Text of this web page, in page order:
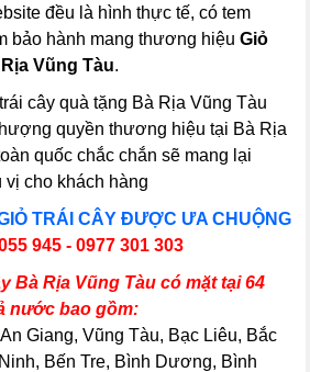
đều là hình thực tế, có tem
bảo hành mang thương hiệuGiỏ
Vũng Tàu.
cây quà tặng Bà Rịa Vũng Tàu
quyền thương hiệu tại Bà Rịa
quốc chắc chắn sẽ mang lại
cho khách hàng
TRÁI CÂY ĐƯỢC ƯA CHUỘNG
945 - 0977 301 303
Bà Rịa Vũng Tàu có mặt tại 64
nước bao gồm:
Giang, Vũng Tàu, Bạc Liêu, Bắc
Bến Tre, Bình Dương, Bình